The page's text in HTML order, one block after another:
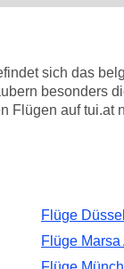
sich das
besonders
Flügen auf tui.at
Flüge
Flüge